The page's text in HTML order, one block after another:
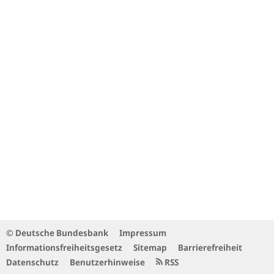
© Deutsche Bundesbank
Impressum
Informationsfreiheitsgesetz
Sitemap
Barrierefreiheit
Datenschutz
Benutzerhinweise RSS